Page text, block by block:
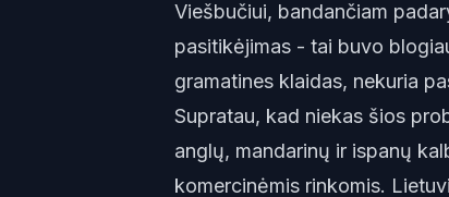
Viešbučiui, bandančiam
pasitikėjimas - tai buvo
gramatines klaidas, nekuria
Supratau, kad niekas šios
anglų, mandarinų ir ispanų
komercinėmis rinkomis.